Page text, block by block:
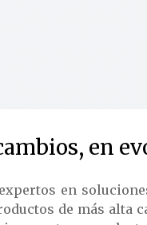
en
en
de más alta